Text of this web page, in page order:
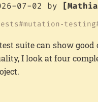
07-02 by
mutation‑testing
suite can show good
I look at four